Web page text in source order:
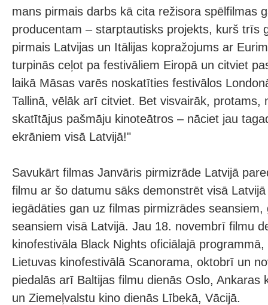
mans pirmais darbs kā cita režisora spēlfilmas
producentam – starptautisks projekts, kurš trīs
pirmais Latvijas un Itālijas kopražojums ar
turpinās ceļot pa festivāliem Eiropā un citviet
laikā Māsas varēs noskatīties festivālos
Tallinā, vēlāk arī citviet. Bet visvairāk, protams,
skatītājus pašmāju kinoteātros – nāciet jau
ekrāniem visā Latvijā!"
Savukārt filmas Janvāris pirmizrāde Latvijā
filmu ar šo datumu sāks demonstrēt visā
iegādāties gan uz filmas pirmizrādes seansiem,
seansiem visā Latvijā. Jau 18. novembrī filmu
kinofestivāla Black Nights oficiālajā
Lietuvas kinofestivālā Scanorama, oktobrī un
piedalās arī Baltijas filmu dienās Oslo, Ankaras
un Ziemeļvalstu kino dienās Lībekā, Vācijā.